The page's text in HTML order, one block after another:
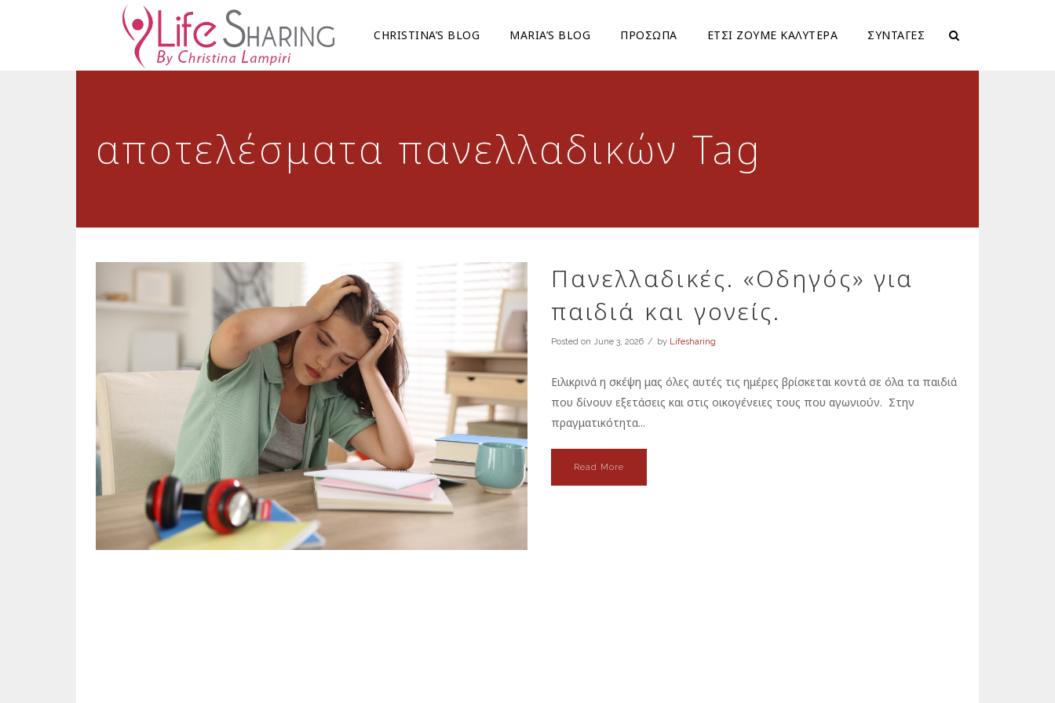
CHRISTINA’S BLOG ΜARIA’S BLOG ΠΡΟΣΩΠΑ ΕΤΣΙ ΖΟΥΜΕ ΚΑΛΥΤΕΡΑ ΣΥΝΤΑΓΕΣ
αποτελέσματα πανελλαδικών Tag
Πανελλαδικές. «Οδηγός» για
παιδιά και γονείς.
Posted on June 3, 2026 by Lifesharing
Ειλικρινά η σκέψη μας όλες αυτές τις ημέρες βρίσκεται κοντά σε όλα τα παιδιά
που δίνουν εξετάσεις και στις οικογένειες τους που αγωνιούν. Στην
πραγματικότητα...
Read More